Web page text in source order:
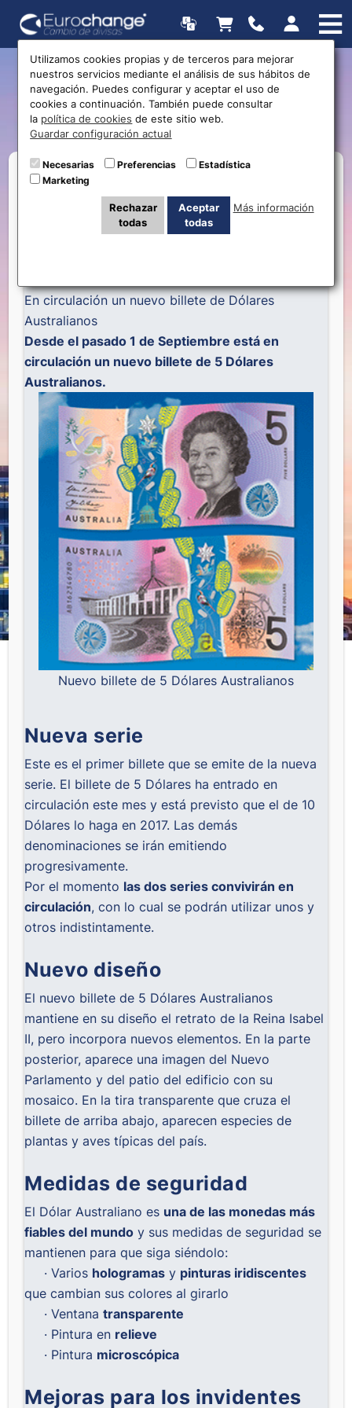
Nuevo billete de 5 Dólares
Australianos
En circulación un nuevo billete de Dólares
Australianos
Desde el pasado 1 de Septiembre está en
circulación un nuevo billete de 5 Dólares
Australianos.
Nuevo billete de 5 Dólares Australianos
Nueva serie
Este es el primer billete que se emite de la nueva
serie. El billete de 5 Dólares ha entrado en
circulación este mes y está previsto queel de 10
Dólares lo haga en 2017. Las demás
denominaciones se irán emitiendo
progresivamente.
Por el momento las dos series convivirán en
circulación, con lo cual se podrán utilizar unos y
otros indistintamente.
Nuevo diseño
El nuevo billete de 5 Dólares Australianos
mantiene en su diseño el retrato de la Reina Isabel
II, pero incorpora nuevos elementos. En la parte
posterior, aparece una imagen del Nuevo
Parlamento y del patio del edificio con su
mosaico. En la tira transparente que cruza el
billete de arriba abajo, aparecen especies de
plantas y aves típicas del país.
Medidas de seguridad
El Dólar Australiano es una de las monedas más
fiables del mundo y sus medidas de seguridad se
mantienen para que siga siéndolo:
· Varios hologramas y pinturas iridiscentes
que cambian sus colores al girarlo
· Ventanatransparente
· Pintura en relieve
· Pintura microscópica
Mejoras para los invidentes
Utilizamos cookies propias y de terceros para mejorar
nuestros servicios mediante el análisis de sus hábitos de
navegación. Puedes configurar y aceptar el uso de
cookies a continuación. También puede consultar
la política de cookies de este sitio web.
Guardar configuración actual
Necesarias Preferencias
Estadística
Marketing
Rechazar
todas
Aceptar
todas
Más información